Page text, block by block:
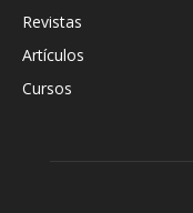
Revistas
Artículos
Cursos